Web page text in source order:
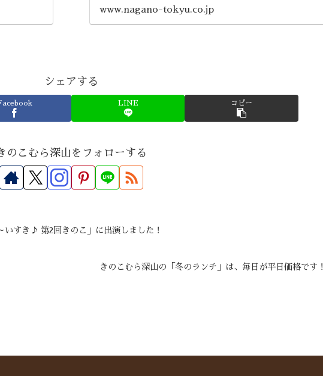
www.nagano-tokyu.co.jp
シェアする
LINE コピー
のこむら深山をフォローする
すき♪ 第2回きのこ」に出演しました！
きのこむら深山の「冬のランチ」は、毎日が平日価格です！